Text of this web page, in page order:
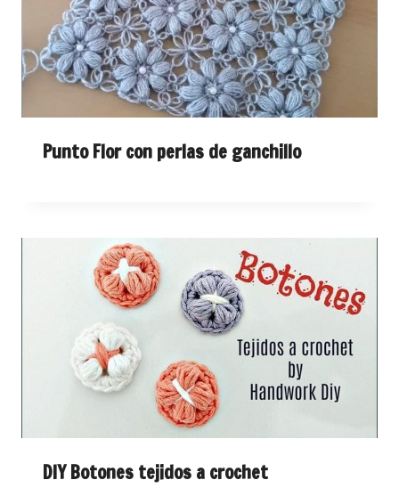
Punto Flor con perlas de ganchillo
DIY Botones tejidos a crochet